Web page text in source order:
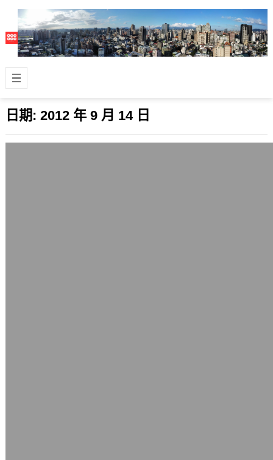
日期: 2012 年 9 月 14 日